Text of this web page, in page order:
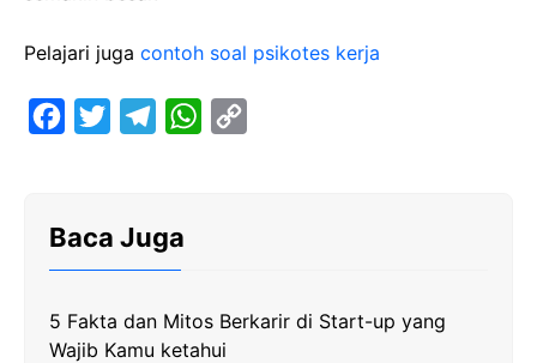
Pelajari juga contoh soal psikotes kerja
o
r
g
a
W
p
n
Baca Juga
5 Fakta dan Mitos Berkarir di Start-up yang
Wajib Kamu ketahui